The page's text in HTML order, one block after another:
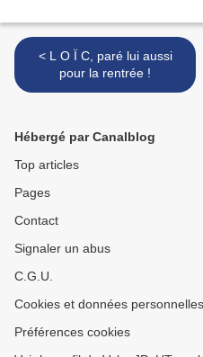
< L O Ï C, paré lui aussi
pour la rentrée !
Hébergé par Canalblog
Top articles
Pages
Contact
Signaler un abus
C.G.U.
Cookies et données personnelles
Préférences cookies